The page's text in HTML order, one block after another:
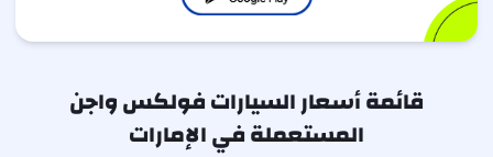
قائمة أسعار السيارات فولكس واجن
المستعملة في الإمارات